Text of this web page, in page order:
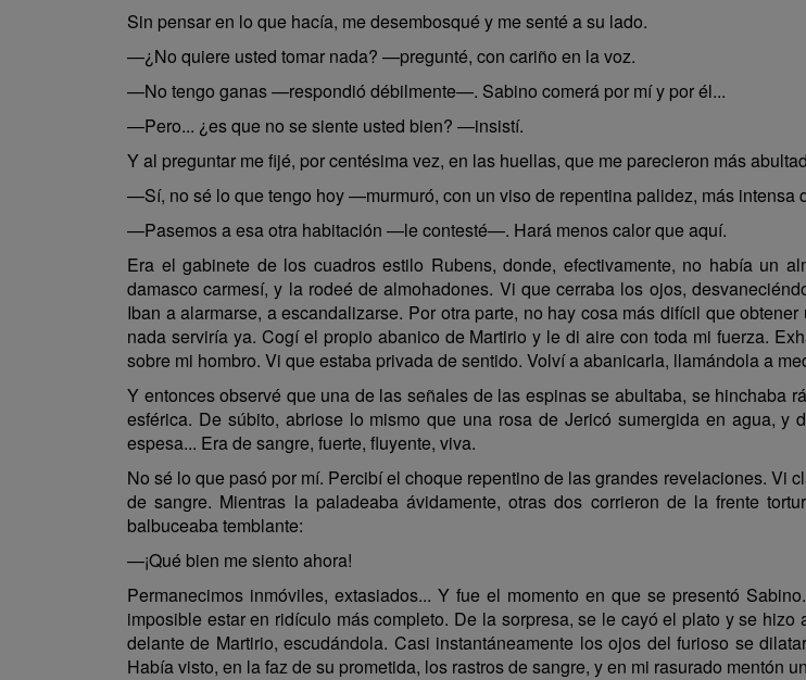
Sin pensar en lo que hacía, me desembosqué y me senté a su lado.
—¿No quiere usted tomar nada? —pregunté, con cariño en la voz.
—No tengo ganas —respondió débilmente—. Sabino comerá por mí y por él...
—Pero... ¿es que no se siente usted bien? —insistí.
Y al preguntar me fijé, por centésima vez, en las huellas, que me parecieron más
—Sí, no sé lo que tengo hoy —murmuró, con un viso de repentina palidez, más
—Pasemos a esa otra habitación —le contesté—. Hará menos calor que aquí.
Era el gabinete de los cuadros estilo Rubens, donde, efectivamente, no había un
damasco carmesí, y la rodeé de almohadones. Vi que cerraba los ojos,
Iban a alarmarse, a escandalizarse. Por otra parte, no hay cosa más difícil que
nada serviría ya. Cogí el propio abanico de Martirio y le di aire con toda mi fuerza.
sobre mi hombro. Vi que estaba privada de sentido. Volví a abanicarla, llamándola a
Y entonces observé que una de las señales de las espinas se abultaba, se hinchaba
esférica. De súbito, abriose lo mismo que una rosa de Jericó sumergida en agua,
espesa... Era de sangre, fuerte, fluyente, viva.
No sé lo que pasó por mí. Percibí el choque repentino de las grandes revelaciones. Vi
de sangre. Mientras la paladeaba ávidamente, otras dos corrieron de la frente
balbuceaba temblante:
—¡Qué bien me siento ahora!
Permanecimos inmóviles, extasiados... Y fue el momento en que se presentó
imposible estar en ridículo más completo. De la sorpresa, se le cayó el plato y se
delante de Martirio, escudándola. Casi instantáneamente los ojos del furioso se
Había visto, en la faz de su prometida, los rastros de sangre, y en mi rasurado mentón